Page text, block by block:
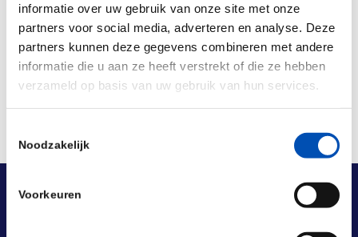
informatie over uw gebruik van onze site met onze
partners voor social media, adverteren en analyse. Deze
partners kunnen deze gegevens combineren met andere
informatie die u aan ze heeft verstrekt of die ze hebben
verzameld op basis van uw gebruik van hun services.
Noodzakelijk
Voorkeuren
Deel dit stuk